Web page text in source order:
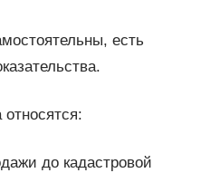
есть
до кадастровой